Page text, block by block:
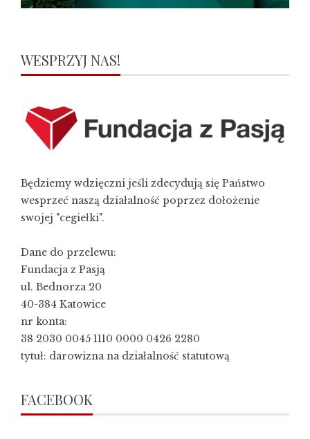
WESPRZYJ NAS!
Będziemy wdzięczni jeśli zdecydują się Państwo
wesprzeć naszą działalność poprzez dołożenie
swojej "cegiełki".
Dane do przelewu:
Fundacja z Pasją
ul. Bednorza 20
40-384 Katowice
nr konta:
38 2030 0045 1110 0000 0426 2280
tytuł: darowizna na działalność statutową
FACEBOOK